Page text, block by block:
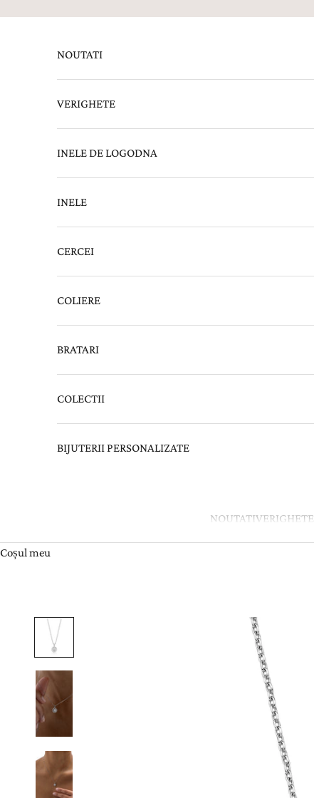
NOUTATIVERIGHETE
NOUTATI
VERIGHETE
INELE DE LOGODNA
INELE
CERCEI
COLIERE
BRATARI
COLECTII
BIJUTERII PERSONALIZATE
Coșul meu